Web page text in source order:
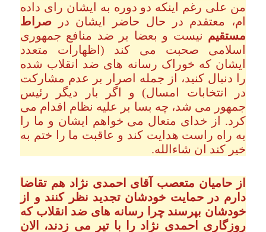
من علی رغم اینکه دو دوره به ایشان رای داده
ام، معتقدم در حال حاضر ایشان در صراط
مستقیم نیست و بعضا بر ضد منافع جمهوری
اسلامی صحبت می کند (اظهارات متعدد
ایشان که خوراک رسانه های ضد انقلاب شده
را دنبال کنید، از جمله اصرار بر عدم مشارکت
در انتخابات امسال) و اگر بار دیگر رئیس
جمهور می شد، چه بسا بر علیه نظام اقدام می
کرد. از خدای متعال می خواهم ایشان و ما را
به راه راست هدایت کند و عاقبت ما را ختم به
خیر کند ان شاءالله.
از حامیان متعصب آقای احمدی نژاد هم تقاضا
دارم در حمایت خودشان تجدید نظر کنند و از
خودشان بپرسند چرا رسانه های ضد انقلاب که
روزگاری احمدی نژاد را با تیر می زدند، الان